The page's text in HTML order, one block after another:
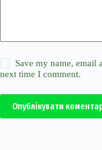
Save my name, email
next time I comment.
Опублікувати